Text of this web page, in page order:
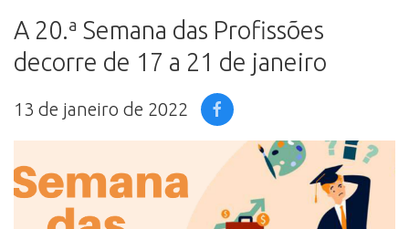
A 20.ª Semana das Profissões
decorre de 17 a 21 de janeiro
13 de janeiro de 2022